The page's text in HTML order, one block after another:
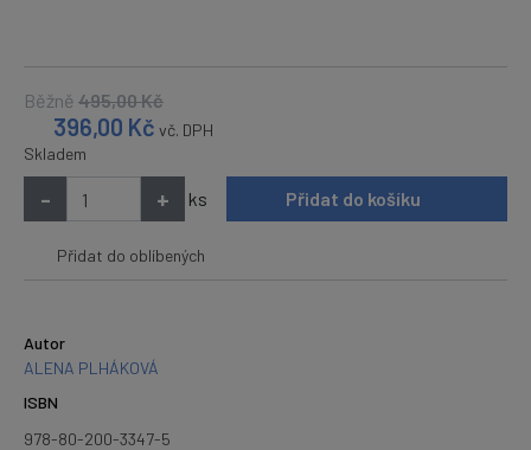
Běžně 495,00Kč
396,00 Kč vč. DPH
Skladem
- + ks Přidat do košíku
Přidat do oblíbených
Autor
ALENA PLHÁKOVÁ
ISBN
978-80-200-3347-5